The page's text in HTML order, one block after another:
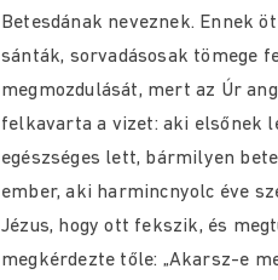
Betesdának neveznek. Ennek
sánták, sorvadásosak tömege
megmozdulását, mert az Úr
felkavarta a vizet: aki elsőnek
egészséges lett, bármilyen
ember, aki harmincnyolc éve
Jézus, hogy ott fekszik, és
megkérdezte tőle: „Akarsz-e